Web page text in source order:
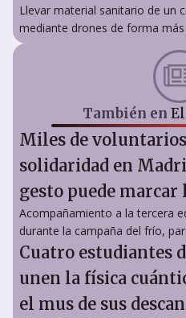
Llevar material sanitario de un
mediante drones de forma
También en
Miles de
solidaridad en
gesto puede
Acompañamiento a la tercera
durante la campaña del frío,
Cuatro estudiantes
unen la física
el mus de sus